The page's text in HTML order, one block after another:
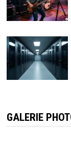
GALERIE